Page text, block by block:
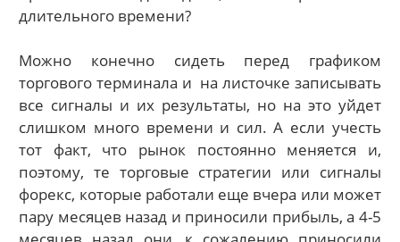
длительного времени?
Можно конечно сидеть перед графиком
торгового терминала и на листочке записывать
все сигналы и их результаты, но на это уйдет
слишком много времени и сил. А если учесть
тот факт, что рынок постоянно меняется и,
поэтому, те торговые стратегии или сигналы
форекс, которые работали еще вчера или может
пару месяцев назад и приносили прибыль, а 4-5